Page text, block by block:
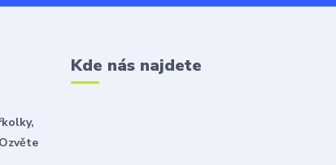
Kde nás najdete